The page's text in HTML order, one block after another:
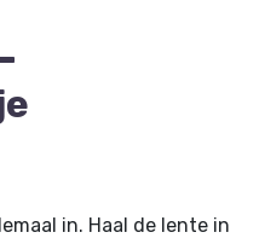
in. Haal de lente in